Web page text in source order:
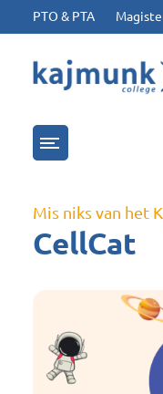
PTO & PTA
Menu
Mis niks van het
CellCat